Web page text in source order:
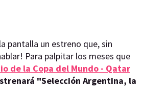
pantalla un estreno que, sin
Para palpitar los meses que
de la Copa del Mundo - Qatar
"Selección Argentina, la